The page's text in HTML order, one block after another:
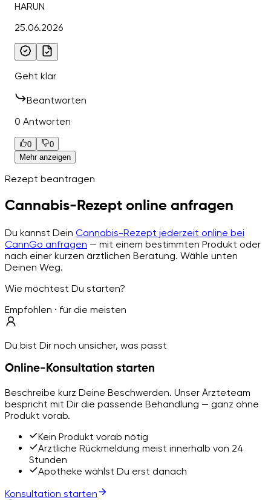
HARUN
25.06.2026
Geht klar
Beantworten
0 Antworten
0
0
Mehr anzeigen
Rezept beantragen
Cannabis-Rezept online anfragen
Du kannst Dein Cannabis-Rezept jederzeit online bei
CannGo anfragen — mit einem bestimmten Produkt oder
nach einer kurzen ärztlichen Beratung. Wähle unten
Deinen Weg.
Wie möchtest Du starten?
Empfohlen · für die meisten
Du bist Dir noch unsicher, was passt
Online-Konsultation starten
Beschreibe kurz Deine Beschwerden. Unser Ärzteteam
bespricht mit Dir die passende Behandlung — ganz ohne
Produkt vorab.
Kein Produkt vorab nötig
Ärztliche Rückmeldung meist innerhalb von 24
Stunden
Apotheke wählst Du erst danach
Konsultation starten